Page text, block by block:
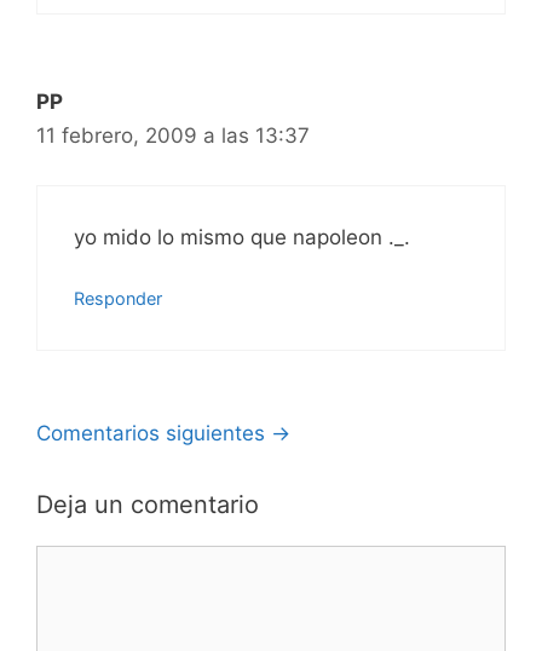
PP
11 febrero, 2009 a las 13:37
yo mido lo mismo que napoleon ._.
Responder
Navegación
comentarios
Comentarios siguientes →
Deja un comentario